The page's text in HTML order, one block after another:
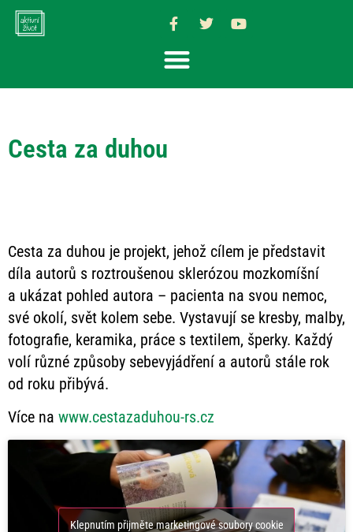
Cesta za duhou
Cesta za duhou je projekt, jehož cílem je představit
díla autorů s roztroušenou sklerózou mozkomíšní
a ukázat pohled autora – pacienta na svou nemoc,
své okolí, svět kolem sebe. Vystavují se kresby, malby,
fotografie, keramika, práce s textilem, šperky. Každý
volí různé způsoby sebevyjádření a autorů stále rok
od roku přibývá.
Více na www.cestazaduhou-rs.cz
Klepnutím přijměte marketingové soubory cookie